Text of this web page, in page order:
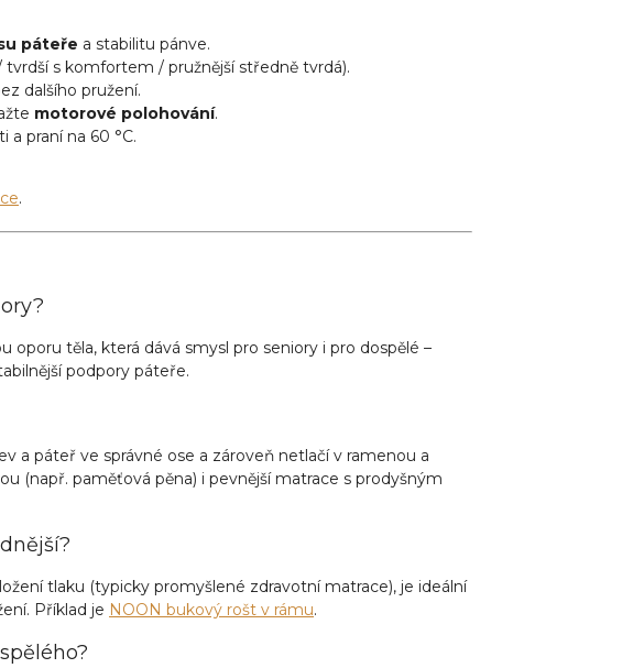
páteře a stabilitu pánve.
s komfortem / pružnější středně tvrdá).
dalšího pružení.
motorové polohování.
praní na 60 °C.
.
oporu těla, která dává smysl pro seniory i pro dospělé –
podpory páteře.
a páteř ve správné ose a zároveň netlačí v ramenou a
(např. paměťová pěna) i pevnější matrace s prodyšným
tlaku (typicky promyšlené zdravotní matrace), je ideální
Příklad je NOON bukový rošt v rámu.